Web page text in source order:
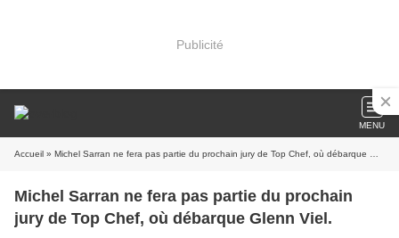
Publicité
MENU
Accueil » Michel Sarran ne fera pas partie du prochain jury de Top Chef, où débarque Glenn Viel.
Michel Sarran ne fera pas partie du prochain
jury de Top Chef, où débarque Glenn Viel.